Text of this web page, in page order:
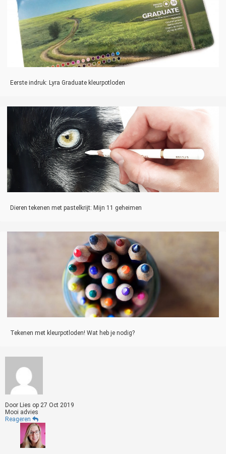
Eerste indruk: Lyra Graduate kleurpotloden
Dieren tekenen met pastelkrijt: Mijn 11 geheimen
Tekenen met kleurpotloden! Wat heb je nodig?
Door Lies op 27 Oct 2019
Mooi advies
Reageren